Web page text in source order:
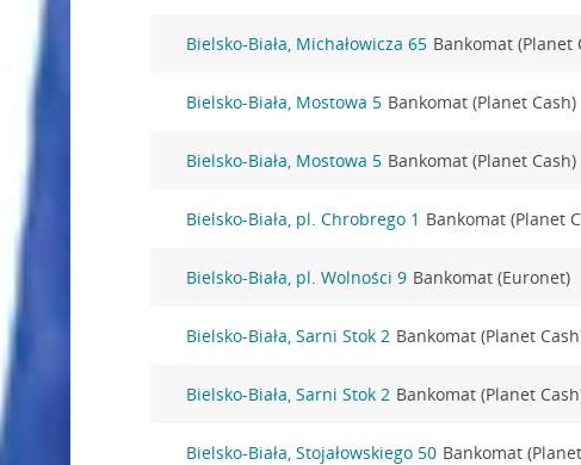
Bielsko-Biała, Michałowicza 65 Bankomat (Planet
Bielsko-Biała, Mostowa 5 Bankomat (Planet Cash)
Bielsko-Biała, Mostowa 5 Bankomat (Planet Cash)
Bielsko-Biała, pl. Chrobrego 1 Bankomat (Planet
Bielsko-Biała, pl. Wolności 9 Bankomat (Euronet)
Bielsko-Biała, Sarni Stok 2 Bankomat (Planet
Bielsko-Biała, Sarni Stok 2 Bankomat (Planet
Bielsko-Biała, Stojałowskiego 50 Bankomat